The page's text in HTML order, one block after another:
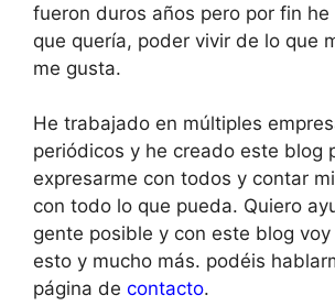
fueron duros años pero por fin
que quería, poder vivir de lo que
me gusta.
He trabajado en múltiples
periódicos y he creado este blog
expresarme con todos y contar
con todo lo que pueda. Quiero
gente posible y con este blog
esto y mucho más. podéis
página de contacto.